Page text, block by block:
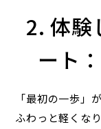
2. 体験
ート
「最初の一歩」
ふわっと軽くな